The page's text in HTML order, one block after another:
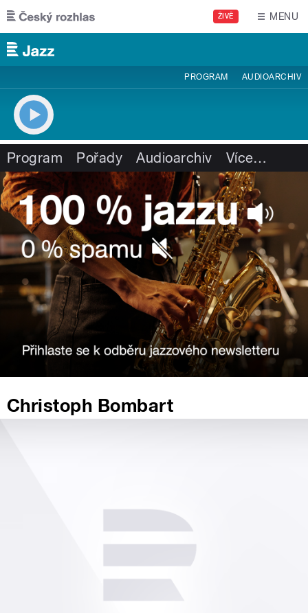
Přejít k hlavnímu obsahu
ŽIVĚ MENU
PROGRAM AUDIOARCHIV
Program Pořady Audioarchiv Více…
Christoph Bombart